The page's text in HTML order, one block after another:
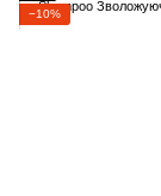
−10%